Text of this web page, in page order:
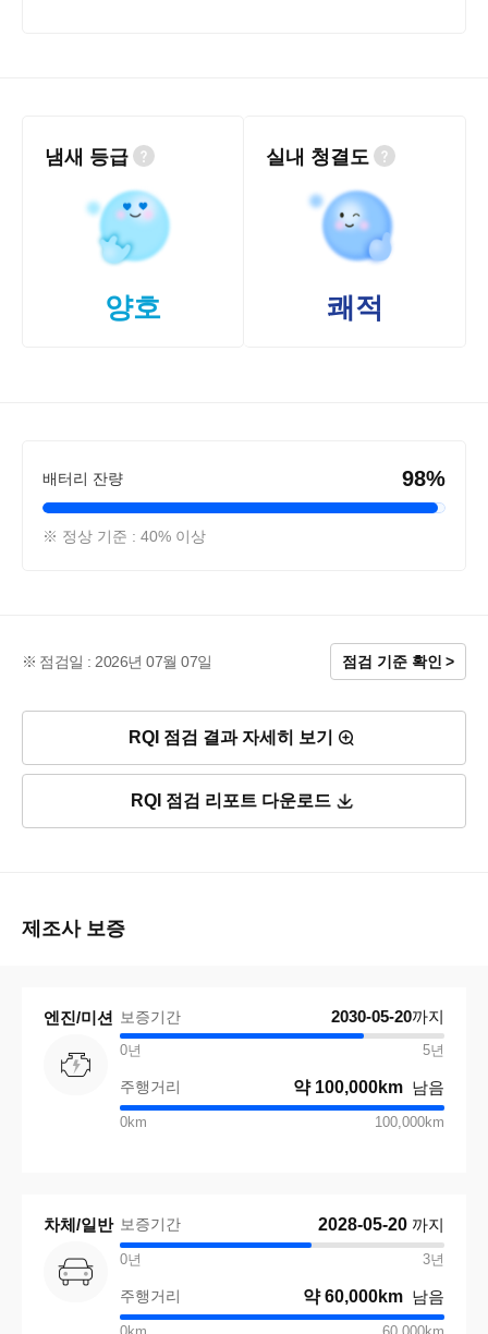
냄새 등급
양호
실내 청결도
쾌적
배터리 잔량 98%
※ 정상 기준 : 40% 이상
점검일 : 2026년 07월 07일 점검 기준 확인
RQI 점검 결과 자세히 보기
RQI 점검 리포트 다운로드
제조사 보증
엔진/미션 보증기간 2030-05-20까지
0년 5년
주행거리 약 100,000km 남음
0km 100,000km
차체/일반 보증기간 2028-05-20 까지
0년 3년
주행거리 약60,000km 남음